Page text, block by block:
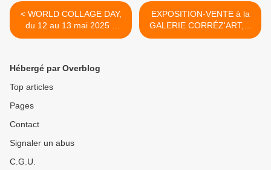
< WORLD COLLAGE DAY,
du 12 au 13 mai 2025 à
Romorantin (41)-
EXPOSITION-VENTE à la
GALERIE CORRÉZ'ART, à
Tulle, du 6 juin au 31 juillet
Hébergé par Overblog
Top articles
Pages
Contact
Signaler un abus
C.G.U.